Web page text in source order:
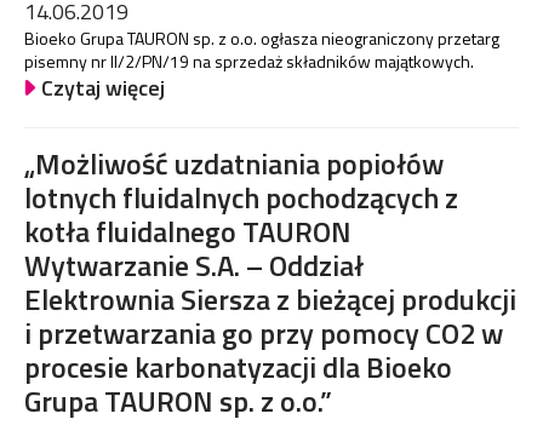
14.06.2019
Bioeko Grupa TAURON sp. z o.o. ogłasza nieograniczony przetarg
pisemny nr II/2/PN/19 na sprzedaż składników majątkowych.
Czytaj więcej
„Możliwość uzdatniania popiołów
lotnych fluidalnych pochodzących z
kotła fluidalnego TAURON
Wytwarzanie S.A. – Oddział
Elektrownia Siersza z bieżącej produkcji
i przetwarzania go przy pomocy CO2 w
procesie karbonatyzacji dla Bioeko
Grupa TAURON sp. z o.o.”